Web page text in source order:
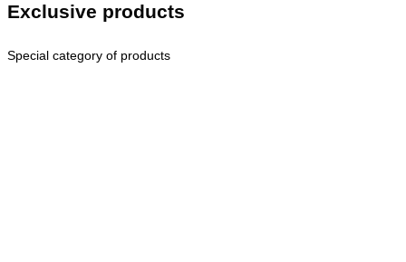
Exclusive products
Special category of products